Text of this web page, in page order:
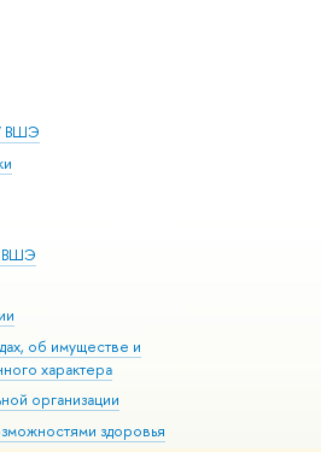
ВШЭ
ВШЭ
об имуществе и
характера
организации
здоровья